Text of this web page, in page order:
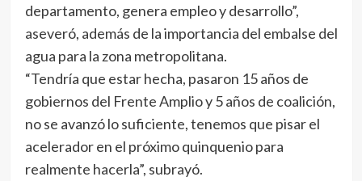
departamento, genera empleo y desarrollo”,
aseveró, además de la importancia del embalse del
agua para la zona metropolitana.
“Tendría que estar hecha, pasaron 15 años de
gobiernos del Frente Amplio y 5 años de coalición,
no se avanzó lo suficiente, tenemos que pisar el
acelerador en el próximo quinquenio para
realmente hacerla”, subrayó.